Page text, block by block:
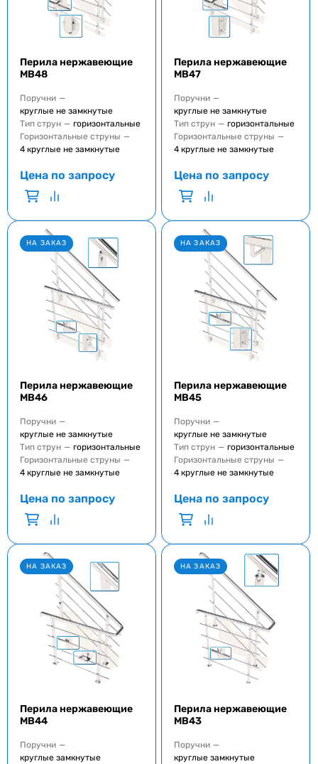
Перила нержавеющие
MB48
Поручни —
круглые не замкнутые
Тип струн — горизонтальные
Горизонтальные струны —
4 круглые не замкнутые
Цена по запросу
Перила нержавеющие
MB47
Поручни —
круглые не замкнутые
Тип струн — горизонтальные
Горизонтальные струны —
4 круглые не замкнутые
Цена по запросу
НА ЗАКАЗ
Перила нержавеющие
MB46
Поручни —
круглые не замкнутые
Тип струн — горизонтальные
Горизонтальные струны —
4 круглые не замкнутые
Цена по запросу
НА ЗАКАЗ
Перила нержавеющие
MB45
Поручни —
круглые не замкнутые
Тип струн — горизонтальные
Горизонтальные струны —
4 круглые не замкнутые
Цена по запросу
НА ЗАКАЗ
Перила нержавеющие
MB44
Поручни —
круглые замкнутые
НА ЗАКАЗ
Перила нержавеющие
MB43
Поручни —
круглые замкнутые